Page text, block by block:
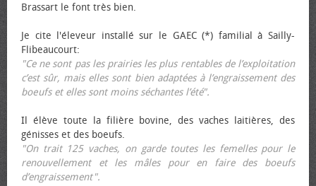
Brassart le font très bien.
Je cite l'éleveur installé sur le GAEC (*) familial à Sailly-
Flibeaucourt:
"Ce ne sont pas les prairies les plus rentables de l’exploitation
c’est sûr, mais elles sont bien adaptées à l’engraissement des
bœufs et elles sont moins séchantes l’été".
Il élève toute la filière bovine, des vaches laitières, des
génisses et des bœufs.
"On trait 125 vaches, on garde toutes les femelles pour le
renouvellement et les mâles pour en faire des bœufs
d’engraissement".